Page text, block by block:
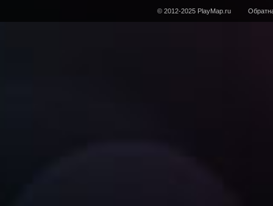
© 2012-2025 PlayMap.ru